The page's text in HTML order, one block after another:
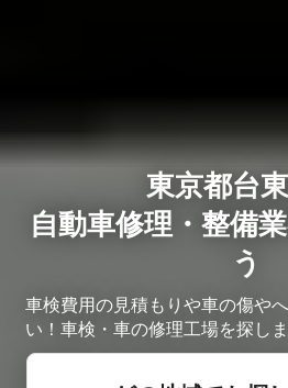
東京都台
自動車修理・整備
う
車検費用の見積もりや車の傷や
い！車検・車の修理工場を探しま